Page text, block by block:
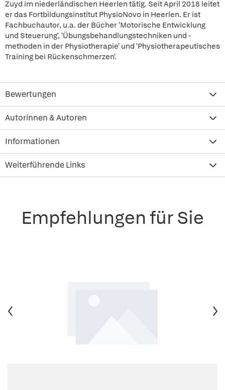
Zuyd im niederländischen Heerlen tätig. Seit April 2018 leitet
er das Fortbildungsinstitut PhysioNovo in Heerlen. Er ist
Fachbuchautor, u.a. der Bücher 'Motorische Entwicklung
und Steuerung', 'Übungsbehandlungstechniken und -
methoden in der Physiotherapie' und 'Physiotherapeutisches
Training bei Rückenschmerzen'.
Bewertungen
Autorinnen & Autoren
Informationen
Weiterführende Links
Empfehlungen für Sie